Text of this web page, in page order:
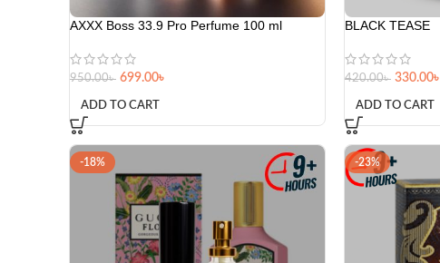
AXXX Boss 33.9 Pro Perfume 100 ml
950.00৳ 699.00৳
ADD TO CART
BLACK TEASE
420.00৳ 330.00৳
ADD TO CART
-18% -23%